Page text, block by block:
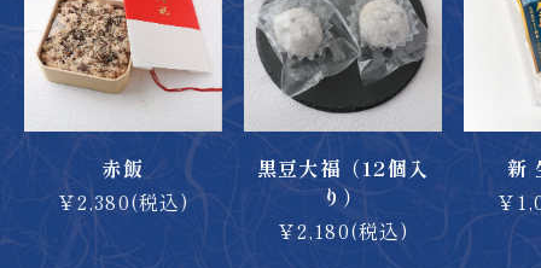
赤飯
￥2,380(税込)
黒豆大福（12個入
り）
￥2,180(税込)
新
￥